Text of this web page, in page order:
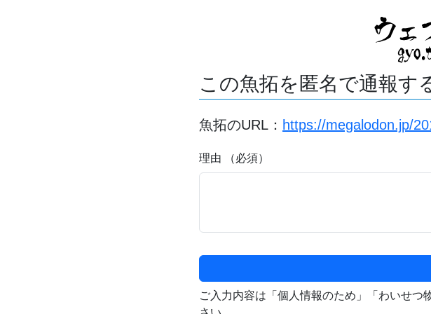
この魚拓を匿名で通報す
魚拓のURL： https://megalodon.jp/
理由 （必須）
ご入力内容は「個人情報のため」「わいせ